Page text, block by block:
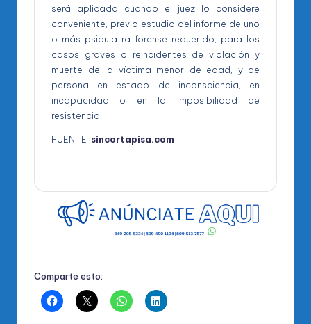
será aplicada cuando el juez lo considere
conveniente, previo estudio del informe de uno
o más psiquiatra forense requerido, para los
casos graves o reincidentes de violación y
muerte de la víctima menor de edad, y de
persona en estado de inconsciencia, en
incapacidad o en la imposibilidad de
resistencia.
FUENTE sincortapisa.com
Comparte esto: